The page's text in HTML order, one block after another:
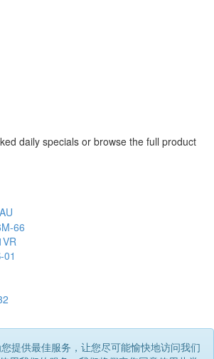
daily specials or browse the full product
66
01
提供最佳服务，让您尽可能愉快地访问我们